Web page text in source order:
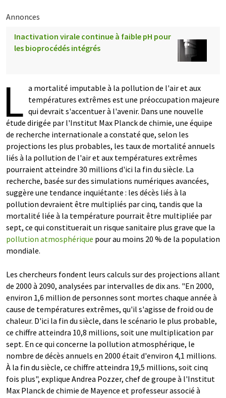
Annonces
Inactivation virale continue à faible pH pour
les bioprocédés intégrés
L a mortalité imputable à la pollution de l'air et aux
températures extrêmes est une préoccupation majeure
qui devrait s'accentuer à l'avenir. Dans une nouvelle
étude dirigée par l'Institut Max Planck de chimie, une équipe
de recherche internationale a constaté que, selon les
projections les plus probables, les taux de mortalité annuels
liés à la pollution de l'air et aux températures extrêmes
pourraient atteindre 30 millions d'ici la fin du siècle. La
recherche, basée sur des simulations numériques avancées,
suggère une tendance inquiétante : les décès liés à la
pollution devraient être multipliés par cinq, tandis que la
mortalité liée à la température pourrait être multipliée par
sept, ce qui constituerait un risque sanitaire plus grave que la
pollution atmosphérique pour au moins 20 % de la population
mondiale.
Les chercheurs fondent leurs calculs sur des projections allant
de 2000 à 2090, analysées par intervalles de dix ans. "En 2000,
environ 1,6 million de personnes sont mortes chaque année à
cause de températures extrêmes, qu'il s'agisse de froid ou de
chaleur. D'ici la fin du siècle, dans le scénario le plus probable,
ce chiffre atteindra 10,8 millions, soit une multiplication par
sept. En ce qui concerne la pollution atmosphérique, le
nombre de décès annuels en 2000 était d'environ 4,1 millions.
À la fin du siècle, ce chiffre atteindra 19,5 millions, soit cinq
fois plus", explique Andrea Pozzer, chef de groupe à l'Institut
Max Planck de chimie de Mayence et professeur associé à